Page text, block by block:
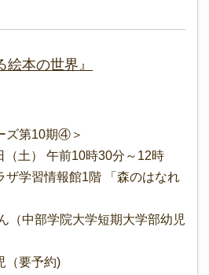
本の世界』
ズ第10期④＞
（土） 午前10時30分～12時
ザ学習情報館1階 「森のはなれ
中部学院大学短期大学部幼児
（要予約)